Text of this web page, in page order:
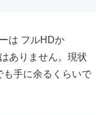
は フルHDか
ありません。現状
も手に余るくらいで